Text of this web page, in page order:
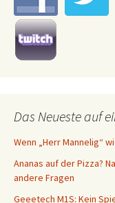
Das Neueste auf
Wenn „Herr Mannelig“
Ananas auf der Pizza?
andere Fragen
Geeetech M1S: Kein